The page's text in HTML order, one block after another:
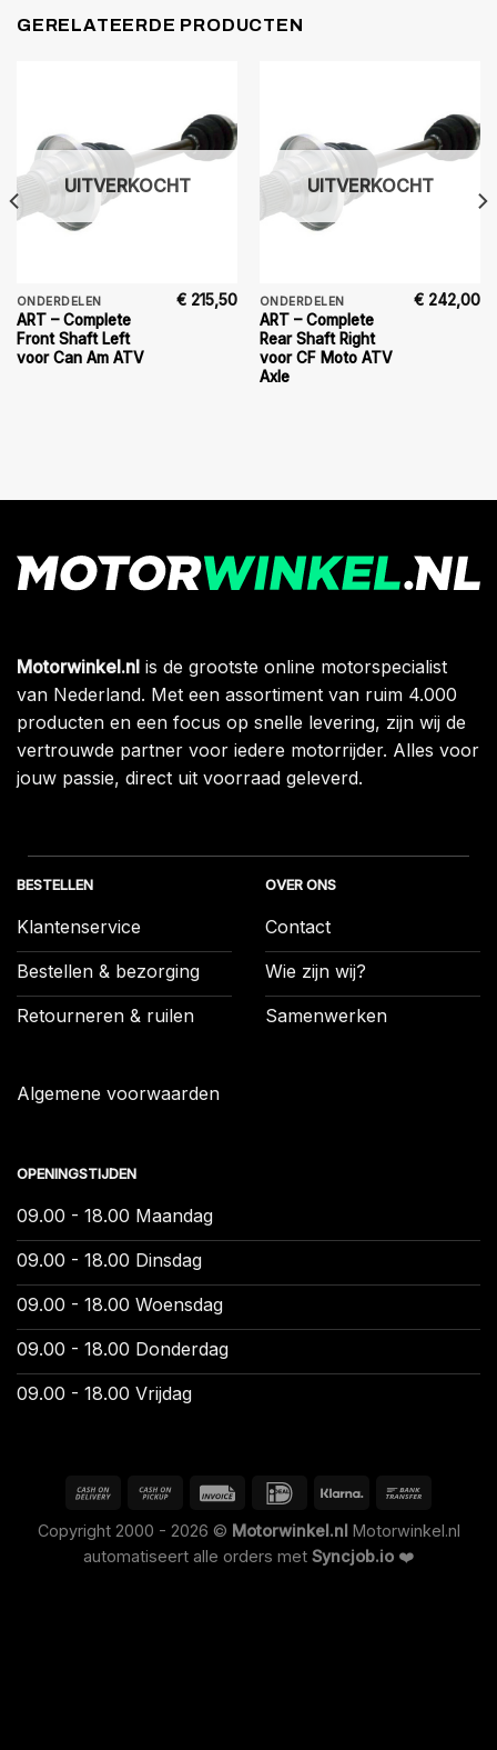
GERELATEERDE PRODUCTEN
UITVERKOCHT
ONDERDELEN
ART – Complete
Front Shaft Left
voor Can Am ATV
€ 215,50
UITVERKOCHT
ONDERDELEN
ART – Complete
Rear Shaft Right
voor CF Moto ATV
Axle
€ 242,00
Motorwinkel.nl is de grootste online motorspecialist
van Nederland. Met een assortiment van ruim 4.000
producten en een focus op snelle levering, zijn wij de
vertrouwde partner voor iedere motorrijder. Alles voor
jouw passie, direct uit voorraad geleverd.
BESTELLEN
Klantenservice
Bestellen & bezorging
Retourneren & ruilen
Algemene voorwaarden
OVER ONS
Contact
Wie zijn wij?
Samenwerken
OPENINGSTIJDEN
09.00 - 18.00 Maandag
09.00 - 18.00 Dinsdag
09.00 - 18.00 Woensdag
09.00 - 18.00 Donderdag
09.00 - 18.00 Vrijdag
Copyright 2000 - 2026 © Motorwinkel.nl Motorwinkel.nl
automatiseert alle orders met Syncjob.io ❤️